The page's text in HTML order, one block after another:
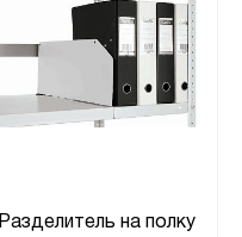
Разделитель на полку